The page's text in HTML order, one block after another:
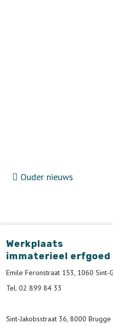
Ouder nieuws
Werkplaats
immaterieel erfgoed
Emile Feronstraat 153, 1060 Sint-
Tel. 02 899 84 33
Sint-Jakobsstraat 36, 8000 Brugge